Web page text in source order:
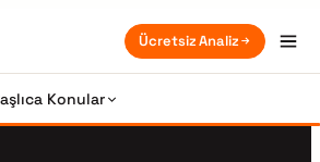
Ücretsiz Analiz
Konular